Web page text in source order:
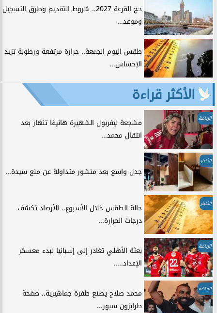
حج القرعة 2027.. شروط التقديم وطرق التسجيل
وموعد...
طقس اليوم الجمعة.. حرارة مرتفعة ورطوبة تزيد
الإحساس...
الأكثر قراءة
الرياضة
مشجعة ليفربول الشهيرة هانيفا تنهار بعد
انتقال محمد...
الأخبار
جدل واسع بعد منشور متداولة عن منع سيدة...
الأخبار
حالة الطقس خلال الأسبوع.. الأرصاد تكشف
درجات الحرارة...
الرياضة
بعثة الأهلي تغادر إلى إسبانيا لبدء معسكر
الإعداد.....
الرياضة
محمد صلاح يصنع طفرة جماهيرية.. صفحة
طرابزون سبور...